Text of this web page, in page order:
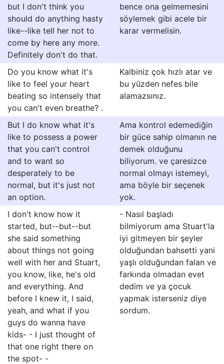
but I don't think you
should do anything hasty
like--like tell her not to
come by here any more.
Definitely don't do that.
bence ona gelmemesini
söylemek gibi acele bir
karar vermelisin.
Do you know what it's
like to feel your heart
beating so intensely that
you can't even breathe? .
Kalbiniz çok hızlı atar ve
bu yüzden nefes bile
alamazsınız.
But I do know what it's
like to possess a power
that you can't control
and to want so
desperately to be
normal, but it's just not
an option.
Ama kontrol edemediğin
bir güce sahip olmanın ne
demek olduğunu
biliyorum. ve çaresizce
normal olmayı istemeyi,
ama böyle bir seçenek
yok.
I don't know how it
started, but--but--but
she said something
about things not going
well with her and Stuart,
you know, like, he's old
and everything. And
before I knew it, I said,
yeah, and what if you
guys do wanna have
kids- - I just thought of
that one right there on
the spot- -
- Nasıl başladı
bilmiyorum ama Stuart'la
iyi gitmeyen bir şeyler
olduğundan bahsetti yani
yaşlı olduğundan falan ve
farkında olmadan evet
dedim ve ya çocuk
yapmak isterseniz diye
sordum.